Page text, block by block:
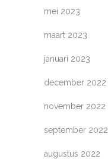
mei 2023
maart 2023
januari 2023
december 2022
november 2022
september 2022
augustus 2022